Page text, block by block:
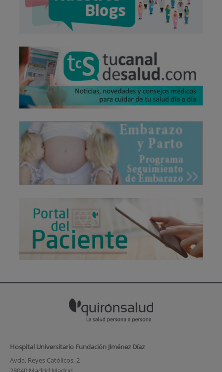
Hospital Universitario Fundación Jiménez Díaz
Avda. Reyes Católicos, 2